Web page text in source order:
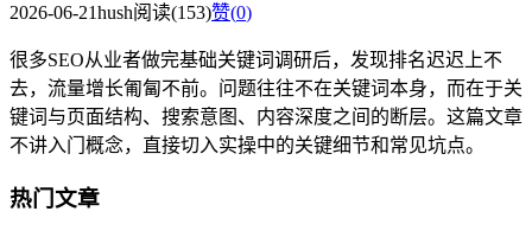
2026-06-21hush阅读(153)赞(0)
很多SEO从业者做完基础关键词调研后，发现排名迟迟上不
去，流量增长匍匐不前。问题往往不在关键词本身，而在于关
键词与页面结构、搜索意图、内容深度之间的断层。这篇文章
不讲入门概念，直接切入实操中的关键细节和常见坑点。
热门文章